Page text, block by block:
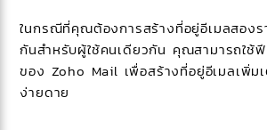
ในกรณีที่คุณต้องการสร้างที่อยู่อีเมลสอง
กันสำหรับผู้ใช้คนเดียวกัน คุณสามารถใช้ฟี
ของ Zoho Mail เพื่อสร้างที่อยู่อีเมลเพิ่ม
ง่ายดาย